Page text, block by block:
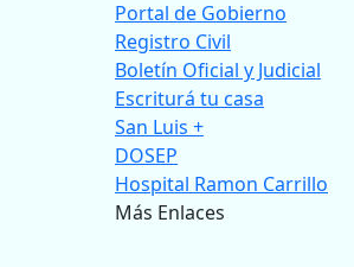
Portal de Gobierno
Registro Civil
Boletín Oficial y Judicial
Escriturá tu casa
San Luis +
DOSEP
Hospital Ramon Carrillo
Más Enlaces